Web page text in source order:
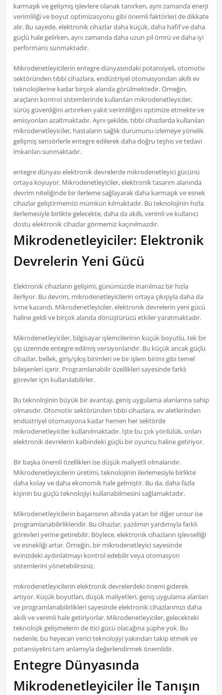
karmaşık ve gelişmiş işlevlere olanak tanırken, aynı zamanda enerji
verimliliği ve boyut optimizasyonu gibi önemli faktörleri de dikkate
alır. Bu sayede, elektronik cihazlar daha küçük, daha hafif ve daha
güçlü hale gelirken, aynı zamanda daha uzun pil ömrü ve daha iyi
performans sunmaktadır.
Mikrodenetleyicilerin entegre dünyasındaki potansiyeli, otomotiv
sektöründen tıbbi cihazlara, endüstriyel otomasyondan akıllı ev
teknolojilerine kadar birçok alanda görülmektedir. Örneğin,
araçların kontrol sistemlerinde kullanılan mikrodenetleyiciler,
sürüş güvenliğini artırırken yakıt verimliliğini optimize etmekte ve
emisyonları azaltmaktadır. Aynı şekilde, tıbbi cihazlarda kullanılan
mikrodenetleyiciler, hastaların sağlık durumunu izlemeye yönelik
gelişmiş sensörlerle entegre edilerek daha doğru teşhis ve tedavi
imkanları sunmaktadır.
entegre dünyası elektronik devrelerde mikrodenetleyici gücünü
ortaya koyuyor. Mikrodenetleyiciler, elektronik tasarım alanında
devrim niteliğinde bir ilerleme sağlayarak daha karmaşık ve esnek
cihazlar geliştirmemizi mümkün kılmaktadır. Bu teknolojinin hızla
ilerlemesiyle birlikte gelecekte, daha da akıllı, verimli ve kullanıcı
dostu elektronik cihazlar görmemiz kaçınılmazdır.
Mikrodenetleyiciler: Elektronik
Devrelerin Yeni Gücü
Elektronik cihazların gelişimi, günümüzde inanılmaz bir hızla
ilerliyor. Bu devrim, mikrodenetleyicilerin ortaya çıkışıyla daha da
ivme kazandı. Mikrodenetleyiciler, elektronik devrelerin yeni gücü
haline geldi ve birçok alanda dönüştürücü etkiler yaratmaktadır.
Mikrodenetleyiciler, bilgisayar işlemcilerinin küçük boyutlu, tek bir
çip üzerinde entegre edilmiş versiyonlarıdır. Bu küçük ancak güçlü
cihazlar, bellek, giriş/çıkış birimleri ve bir işlem birimi gibi temel
bileşenleri içerir. Programlanabilir özellikleri sayesinde farklı
görevler için kullanılabilirler.
Bu teknolojinin büyük bir avantajı, geniş uygulama alanlarına sahip
olmasıdır. Otomotiv sektöründen tıbbi cihazlara, ev aletlerinden
endüstriyel otomasyona kadar hemen her sektörde
mikrodenetleyiciler kullanılmaktadır. İşte bu çok yönlülük, onları
elektronik devrelerin kalbindeki güçlü bir oyuncu haline getiriyor.
Bir başka önemli özellikleri ise düşük maliyetli olmalarıdır.
Mikrodenetleyicilerin üretimi, teknolojinin ilerlemesiyle birlikte
daha kolay ve daha ekonomik hale gelmiştir. Bu da, daha fazla
kişinin bu güçlü teknolojiyi kullanabilmesini sağlamaktadır.
Mikrodenetleyicilerin başarısının altında yatan bir diğer unsur ise
programlanabilirlikleridir. Bu cihazlar, yazılımın yardımıyla farklı
görevleri yerine getirebilir. Böylece, elektronik cihazların işlevselliği
ve esnekliği artar. Örneğin, bir mikrodenetleyici sayesinde
evinizdeki aydınlatmayı kontrol edebilir veya otomasyon
sistemlerini yönetebilirsiniz.
mikrodenetleyicilerin elektronik devrelerdeki önemi giderek
artıyor. Küçük boyutları, düşük maliyetleri, geniş uygulama alanları
ve programlanabilirlikleri sayesinde elektronik cihazlarımızı daha
akıllı ve verimli hale getiriyorlar. Mikrodenetleyiciler, gelecekteki
teknolojik gelişmelerin de itici gücü olacağına şüphe yok. Bu
nedenle, bu heyecan verici teknolojiyi yakından takip etmek ve
potansiyelini tam anlamıyla değerlendirmek önemlidir.
Entegre Dünyasında
Mikrodenetleyiciler İle Tanışın